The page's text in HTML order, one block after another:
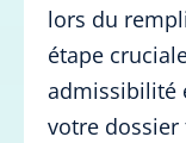
lors du
étape
admissibilité
votre dossier